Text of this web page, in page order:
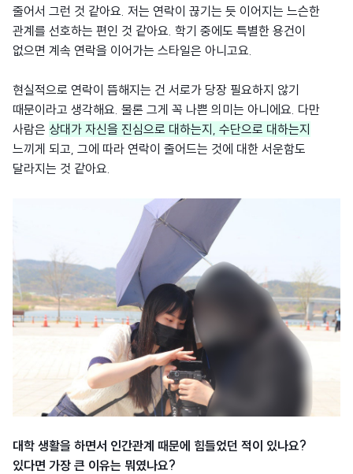
줄어서 그런 것 같아요. 저는 연락이 끊기는 듯 이어지는 느슨한
관계를 선호하는 편인 것 같아요. 학기 중에도 특별한 용건이
없으면 계속 연락을 이어가는 스타일은 아니고요.
현실적으로 연락이 뜸해지는 건 서로가 당장 필요하지 않기
때문이라고 생각해요. 물론 그게 꼭 나쁜 의미는 아니에요. 다만
사람은 상대가 자신을 진심으로 대하는지, 수단으로 대하는지
느끼게 되고, 그에 따라 연락이 줄어드는 것에 대한 서운함도
달라지는 것 같아요.
대학 생활을 하면서 인간관계 때문에 힘들었던 적이 있나요?
있다면 가장 큰 이유는 뭐였나요?